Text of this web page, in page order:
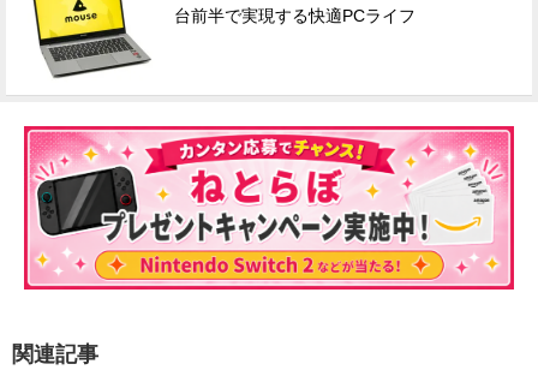
台前半で実現する快適PCライフ
関連記事